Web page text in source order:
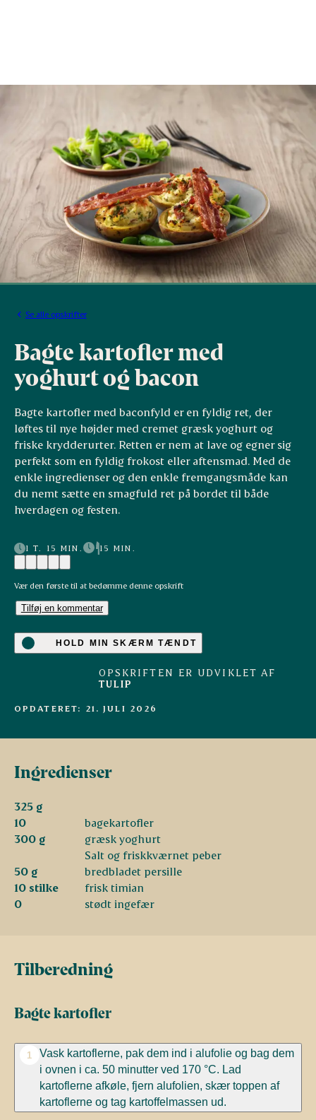
Se alle opskrifter
Bagte kartofler med
yoghurt og bacon
Bagte kartofler med baconfyld er en fyldig ret, der
løftes til nye højder med cremet græsk yoghurt og
friske krydderurter. Retten er nem at lave og egner sig
perfekt som en fyldig frokost eller aftensmad. Med de
enkle ingredienser og den enkle fremgangsmåde kan
du nemt sætte en smagfuld ret på bordet til både
hverdagen og festen.
1 T. 15 MIN. 15 MIN.
Vær den første til at bedømme denne opskrift
Tilføj en kommentar
HOLD MIN SKÆRM TÆNDT
OPSKRIFTEN ER UDVIKLET AF
TULIP
OPDATERET: 21. JULI 2026
Ingredienser
325 g
10
bagekartofler
300 g
græsk yoghurt
Salt og friskkværnet peber
50 g
bredbladet persille
10 stilke
frisk timian
0
stødt ingefær
Tilberedning
Bagte kartofler
1
Vask kartoflerne, pak dem ind i alufolie og bag dem
i ovnen i ca. 50 minutter ved 170 °C. Lad
kartoflerne afkøle, fjern alufolien, skær toppen af
kartoflerne og tag kartoffelmassen ud.